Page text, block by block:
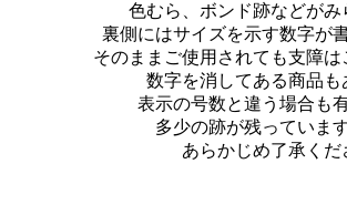
色むら、ボンド跡などがみ
裏側にはサイズを示す数字が
そのままご使用されても支障は
数字を消してある商品も
表示の号数と違う場合も
多少の跡が残っていま
あらかじめ了承くだ